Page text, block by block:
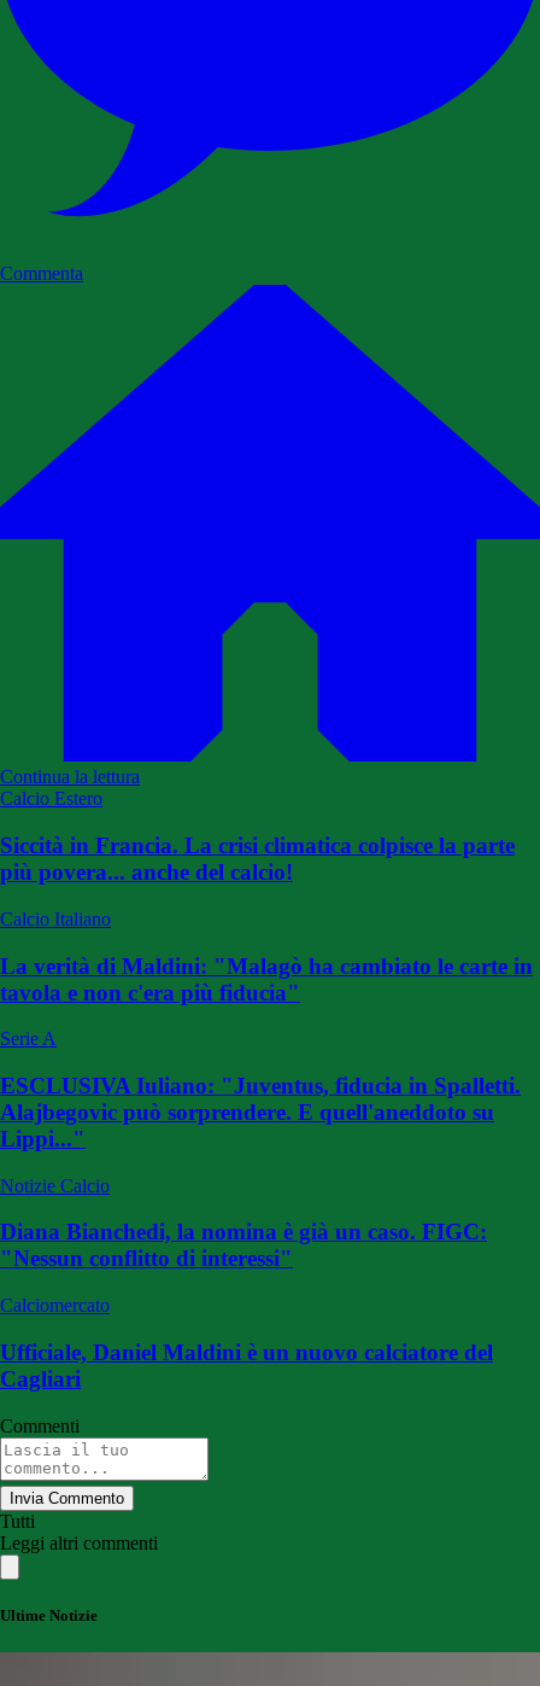
Commenta
Continua la lettura
Calcio Estero
Siccità in Francia. La crisi climatica colpisce la parte
più povera... anche del calcio!
Calcio Italiano
La verità di Maldini: "Malagò ha cambiato le carte in
tavola e non c'era più fiducia"
Serie A
ESCLUSIVA Iuliano: "Juventus, fiducia in Spalletti.
Alajbegovic può sorprendere. E quell'aneddoto su
Lippi..."
Notizie Calcio
Diana Bianchedi, la nomina è già un caso. FIGC:
"Nessun conflitto di interessi"
Calciomercato
Ufficiale, Daniel Maldini è un nuovo calciatore del
Cagliari
Commenti
Invia Commento
Tutti
Leggi altri commenti
Ultime Notizie